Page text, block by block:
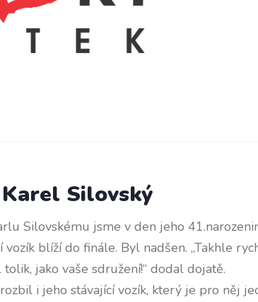
Silovský
Silovskému jsme v den jeho
blíží do finále. Byl nadšen. „Takhle
jako vaše sdružení!“ dodal dojatě.
i jeho stávající vozík, který je pro něj